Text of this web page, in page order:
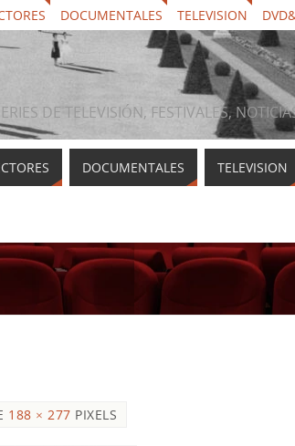
DOCUMENTALES TELEVISION
DE TELEVISIÓN, FESTIVALES,
DOCUMENTALES TELEVISION
188 × 277 PIXELS